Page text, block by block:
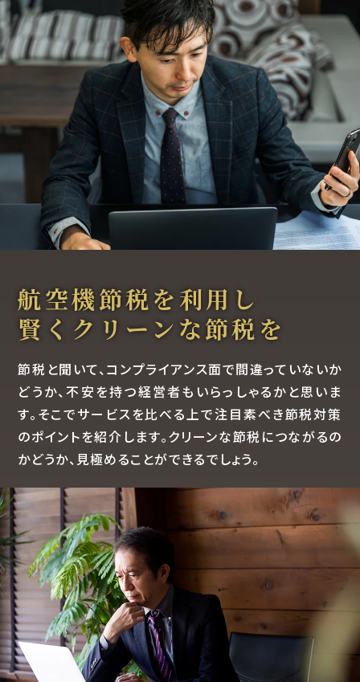
航空機節税を利用し
賢くクリーンな節税を
節税と聞いて、コンプライアンス面で間違っていないか
どうか、不安を持つ経営者もいらっしゃるかと思いま
す。そこでサービスを比べる上で注目素べき節税対策
のポイントを紹介します。クリーンな節税につながるの
かどうか、見極めることができるでしょう。